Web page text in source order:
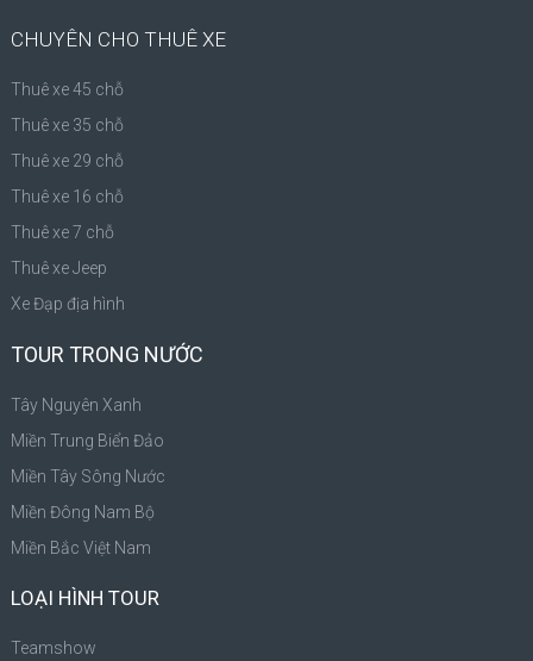
CHUYÊN CHO THUÊ XE
Thuê xe 45 chỗ
Thuê xe 35 chỗ
Thuê xe 29 chỗ
Thuê xe 16 chỗ
Thuê xe 7 chỗ
Thuê xe Jeep
Xe Đạp địa hình
TOUR TRONG NƯỚC
Tây Nguyên Xanh
Miền Trung Biển Đảo
Miền Tây Sông Nước
Miền Đông Nam Bộ
Miền Bắc Việt Nam
LOẠI HÌNH TOUR
Teamshow